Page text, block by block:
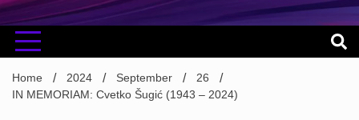
Home 2024 September
26
IN MEMORIAM: Cvetko Šugić (1943 – 2024)